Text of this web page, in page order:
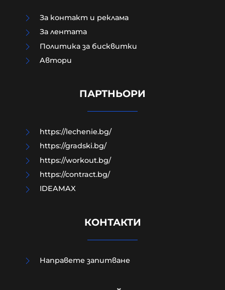
Електрическата мобилност:
електрическо
За контакт и реклама
За лентата
Политика за бисквитки
Aвтори
ПАРТНЬОРИ
https://lechenie.bg/
https://gradski.bg/
https://workout.bg/
https://contract.bg/
IDEAMAX
КОНТАКТИ
Направете запитване